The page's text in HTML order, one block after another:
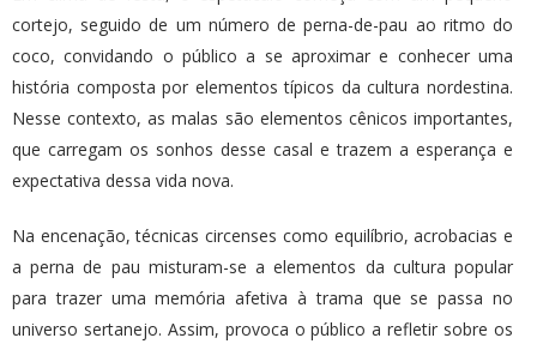
cortejo, seguido de um número de perna-de-pau ao ritmo do
coco, convidando o público a se aproximar e conhecer uma
história composta por elementos típicos da cultura nordestina.
Nesse contexto, as malas são elementos cênicos importantes,
que carregam os sonhos desse casal e trazem a esperança e
expectativa dessa vida nova.
Na encenação, técnicas circenses como equilíbrio, acrobacias e
a perna de pau misturam-se a elementos da cultura popular
para trazer uma memória afetiva à trama que se passa no
universo sertanejo. Assim, provoca o público a refletir sobre os